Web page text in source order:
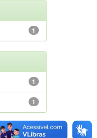
1
1
1